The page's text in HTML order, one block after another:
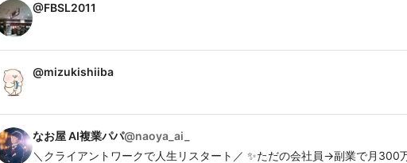
@FBSL2011
@mizukishiiba
なお屋 AI複業パパ@naoya_ai_
＼クライアントワークで人生リスタート／ ✨ただの会社員→副業で月300